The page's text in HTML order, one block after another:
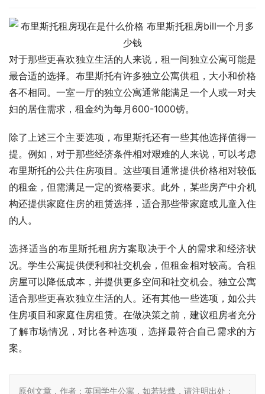
对于那些更喜欢独立生活的人来说，租一间独立公寓可能是
最合适的选择。布里斯托有许多独立公寓供租，大小和价格
各不相同。一室一厅的独立公寓通常能满足一个人或一对夫
妇的居住需求，租金约为每月600-1000镑。
除了上述三个主要选项，布里斯托还有一些其他选择值得一
提。例如，对于那些经济条件相对艰难的人来说，可以考虑
布里斯托的公共住房项目。这些项目通常提供价格相对较低
的租金，但需满足一定的资格要求。此外，某些房产中介机
构还提供家庭住房的租赁选择，适合那些带家庭或儿童入住
的人。
选择适当的布里斯托租房方案取决于个人的需求和经济状
况。学生公寓提供便利和社交机会，但租金相对较高。合租
房屋可以降低成本，并提供更多空间和社交机会。独立公寓
适合那些更喜欢独立生活的人。还有其他一些选项，如公共
住房项目和家庭住房租赁。在做决策之前，建议租房者充分
了解市场情况，对比各种选项，选择最符合自己需求的方
案。
原创文章，作者：英国学生公寓，如若转载，请注明出处：